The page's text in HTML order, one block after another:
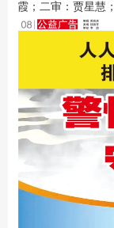
霞；二审：贾星慧